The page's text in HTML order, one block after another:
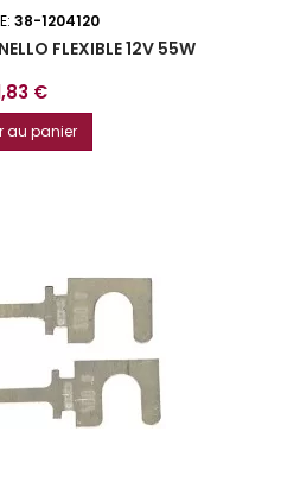
38-1204120
FLEXIBLE 12V 55W
€
au panier